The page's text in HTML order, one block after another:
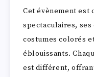
Cet évènement est
spectaculaires, ses
costumes colorés
éblouissants.
est différent,